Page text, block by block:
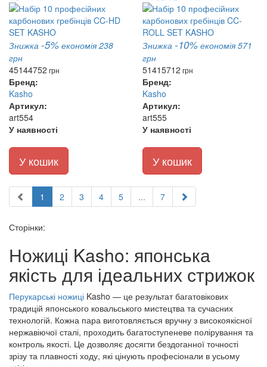
Знижка -5% економія 238
грн
45144752 грн
Бренд:
Kasho
Артикул:
art554
У наявності
У кошик
Знижка -10% економія 571
грн
51415712 грн
Бренд:
Kasho
Артикул:
art555
У наявності
У кошик
1 2 3 4 5 ... 7
Сторінки:
Ножиці Kasho: японська
якість для ідеальних стрижок
Перукарські ножиці Kasho — це результат багатовікових
традицій японського ковальського мистецтва та сучасних
технологій. Кожна пара виготовляється вручну з високоякісної
нержавіючої сталі, проходить багатоступеневе полірування та
контроль якості. Це дозволяє досягти бездоганної точності
зрізу та плавності ходу, які цінують професіонали в усьому